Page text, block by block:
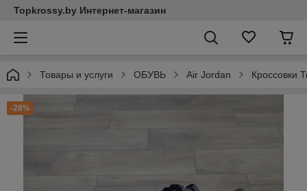
Topkrossy.by Интернет-магазин
Товары и услуги ОБУВЬ Air Jordan Кроссовки
-28%